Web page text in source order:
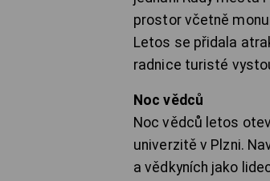
prostor včetně
Letos se přidala
radnice turisté
Noc vědců
Noc vědců letos
univerzitě v Plzni.
a vědkyních jako